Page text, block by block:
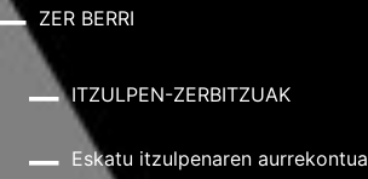
ZER BERRI
ITZULPEN-ZERBITZUAK
Eskatu itzulpenaren aurrekontua